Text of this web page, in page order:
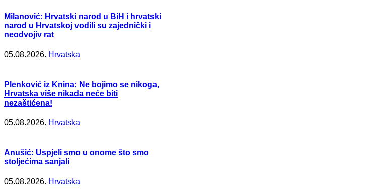
Milanović: Hrvatski narod u BiH i hrvatski
narod u Hrvatskoj vodili su zajednički i
neodvojiv rat
05.08.2026. Hrvatska
Plenković iz Knina: Ne bojimo se nikoga,
Hrvatska više nikada neće biti
nezaštićena!
05.08.2026. Hrvatska
Anušić: Uspjeli smo u onome što smo
stoljećima sanjali
05.08.2026. Hrvatska